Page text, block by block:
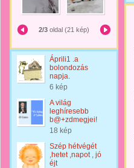
2/3 oldal (21 kép)
Áprili1 .a
bolondozás
napja.
6 kép
A világ
leghíresebb
b@+zdmegjei!
18 kép
Szép hétvégét
,hetet ,napot , jó
éjt